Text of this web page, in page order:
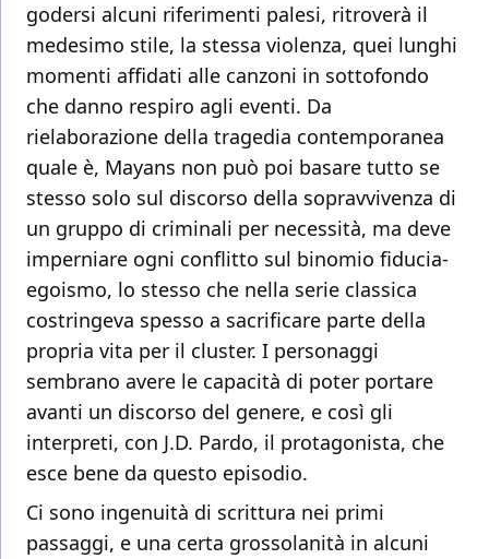
godersi alcuni riferimenti palesi, ritroverà il
medesimo stile, la stessa violenza, quei lunghi
momenti affidati alle canzoni in sottofondo
che danno respiro agli eventi. Da
rielaborazione della tragedia contemporanea
quale è, Mayans non può poi basare tutto se
stesso solo sul discorso della sopravvivenza di
un gruppo di criminali per necessità, ma deve
imperniare ogni conflitto sul binomio fiducia-
egoismo, lo stesso che nella serie classica
costringeva spesso a sacrificare parte della
propria vita per il cluster. I personaggi
sembrano avere le capacità di poter portare
avanti un discorso del genere, e così gli
interpreti, con J.D. Pardo, il protagonista, che
esce bene da questo episodio.
Ci sono ingenuità di scrittura nei primi
passaggi, e una certa grossolanità in alcuni